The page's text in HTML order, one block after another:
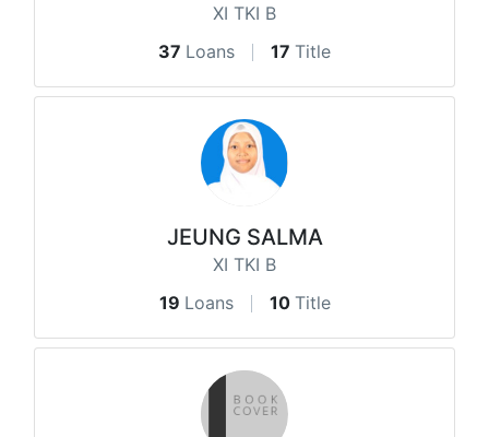
XI TKI B
37 Loans 17 Title
JEUNG SALMA
XI TKI B
19 Loans 10 Title